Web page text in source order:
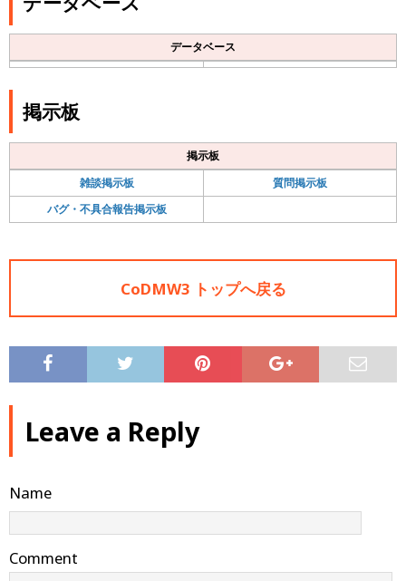
データベース
掲示板
掲示板
雑談掲示板
質問掲示板
バグ・不具合報告掲示板
CoDMW3 トップへ戻る
Leave a Reply
Name
Comment